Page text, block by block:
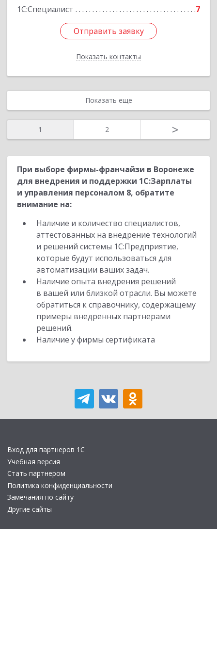
1С:Специалист
7
Отправить заявку
Показать контакты
Отправить заявку
Назад
Показать еще
1 2 >
При выборе фирмы-франчайзи в Воронеже
для внедрения и поддержки 1С:Зарплаты
и управления персоналом 8, обратите
внимание на:
Наличие и количество специалистов,
аттестованных на внедрение технологий
и решений системы 1С:Предприятие,
которые будут использоваться для
автоматизации ваших задач.
Наличие опыта внедрения решений
в вашей или близкой отрасли. Вы можете
обратиться к справочнику, содержащему
примеры внедренных партнерами
решений.
Наличие у фирмы сертификата
Вход для партнеров 1С
Учебная версия
Стать партнером
Политика конфиденциальности
Замечания по сайту
Другие сайты